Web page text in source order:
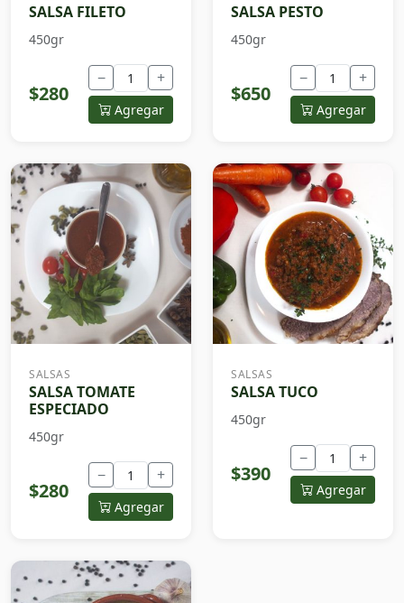
SALSA FILETO
450gr
$280
− +
Agregar
SALSA PESTO
450gr
$650
− +
Agregar
SALSAS
SALSA TOMATE
ESPECIADO
450gr
$280
− +
Agregar
SALSAS
SALSA TUCO
450gr
$390
− +
Agregar